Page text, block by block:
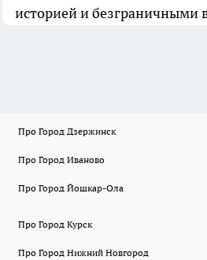
историей и безграничными
Про Город Дзержинск
Про Город Иваново
Про Город Йошкар-Ола
Про Город Курск
Про Город Нижний Новгород